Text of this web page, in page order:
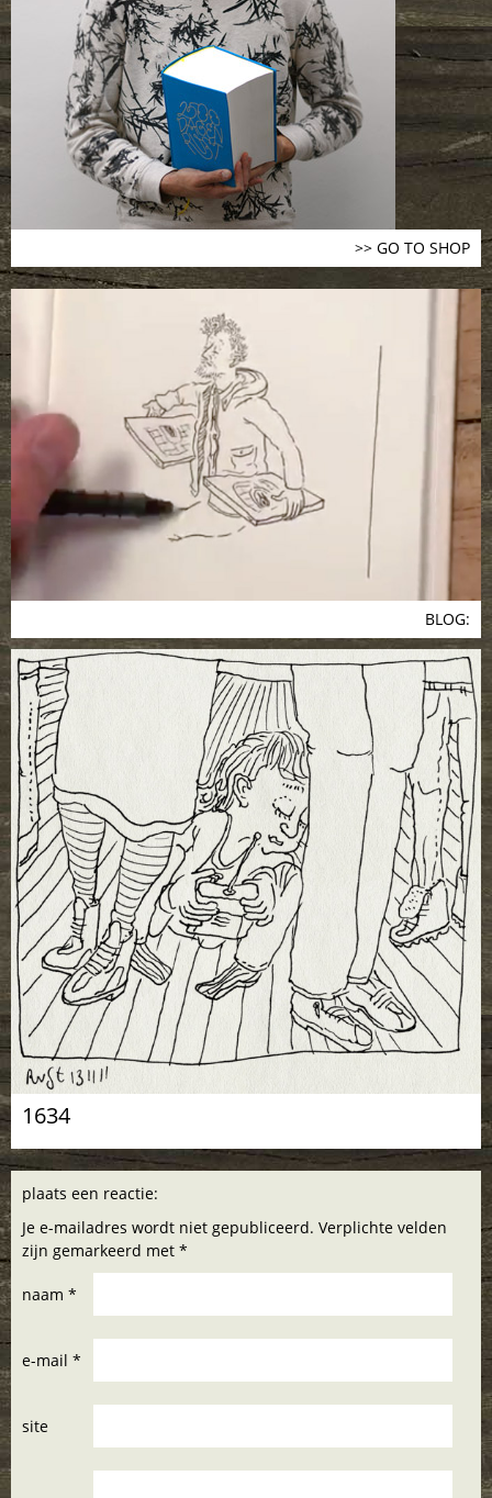
>> GO TO SHOP
BLOG:
1634
plaats een reactie:
Je e-mailadres wordt niet gepubliceerd. Verplichte velden
zijn gemarkeerd met *
naam *
e-mail *
site